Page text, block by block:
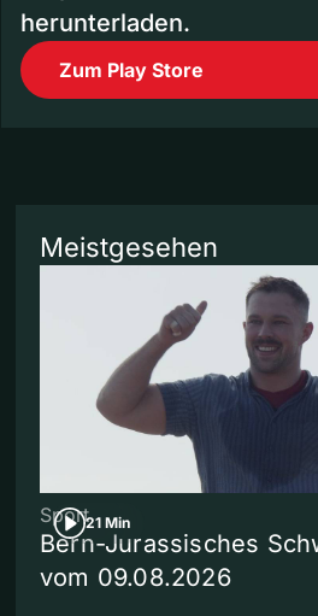
herunterladen.
Zum Play Store
Meistgesehen
21 Min
Sport
Bern-Jurassisches
vom 09.08.2026